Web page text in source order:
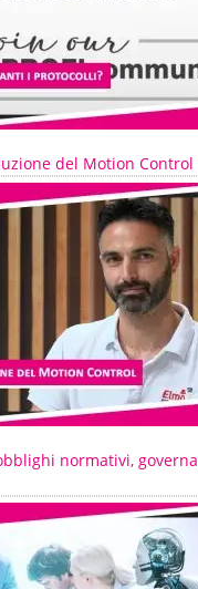
del Motion Control
normativi,